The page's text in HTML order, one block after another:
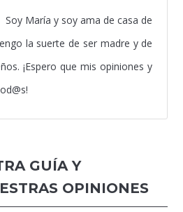
Soy María y soy ama de casa de
la suerte de ser madre y de
¡Espero que mis opiniones y
GUÍA Y
OPINIONES